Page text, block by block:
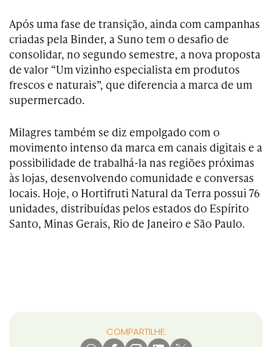
Após uma fase de transição, ainda com campanhas
criadas pela Binder, a Suno tem o desafio de
consolidar, no segundo semestre, a nova proposta
de valor “Um vizinho especialista em produtos
frescos e naturais”, que diferencia a marca de um
supermercado.
Milagres também se diz empolgado com o
movimento intenso da marca em canais digitais e a
possibilidade de trabalhá-la nas regiões próximas
às lojas, desenvolvendo comunidade e conversas
locais. Hoje, o Hortifruti Natural da Terra possui 76
unidades, distribuídas pelos estados do Espírito
Santo, Minas Gerais, Rio de Janeiro e São Paulo.
COMPARTILHE: